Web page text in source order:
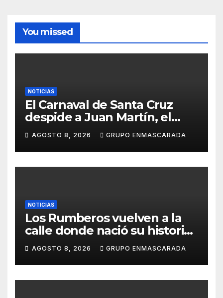
You missed
NOTICIAS
El Carnaval de Santa Cruz
despide a Juan Martín, el
inolvidable «Cristóbal Colón»
AGOSTO 8, 2026 GRUPO ENMASCARADA
NOTICIAS
Los Rumberos vuelven a la
calle donde nació su historia:
51 años después, el mismo
barrio, el mismo orgullo
AGOSTO 8, 2026 GRUPO ENMASCARADA